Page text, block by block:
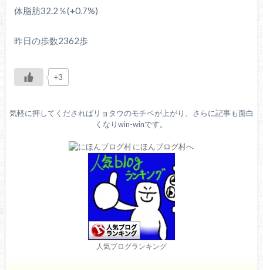
体脂肪32.2％(+0.7%)
昨日の歩数2362歩
+3
気軽に押してくださればリョタウのモチベが上がり、さらに記事も面白
くなりwin-winです。
人気ブログランキング